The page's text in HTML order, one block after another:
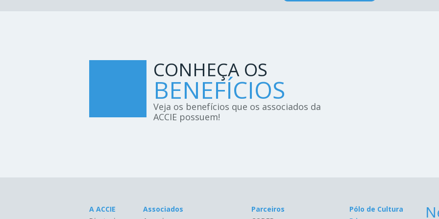
CONHEÇA OS
BENEFÍCIOS
Veja os benefícios que os associados da
ACCIE possuem!
A ACCIE
Associados
Parceiros
Pólo de Cultura